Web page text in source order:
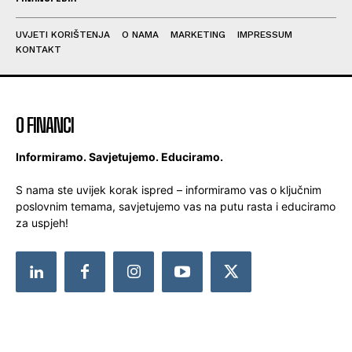
MoBizz 2026 dobio snažnu potporu poduzetnika:
Formalizirana suradnja s Asocijacijom poduzetnika
Hercegovine
UVJETI KORIŠTENJA
O NAMA
MARKETING
IMPRESSUM
KONTAKT
MoBizz 2026 dobio snažnu potporu poduzetnika:
Formalizirana suradnja s Asocijacijom poduzetnika
Hercegovine
UVJETI KORIŠTENJA
O NAMA
MARKETING
IMPRESSUM
KONTAKT
UVJETI KORIŠTENJA O NAMA MARKETING
IMPRESSUM
KONTAKT
O FINANCI
Informiramo. Savjetujemo. Educiramo.
S nama ste uvijek korak ispred – informiramo vas o ključnim
poslovnim temama, savjetujemo vas na putu rasta i educiramo
za uspjeh!